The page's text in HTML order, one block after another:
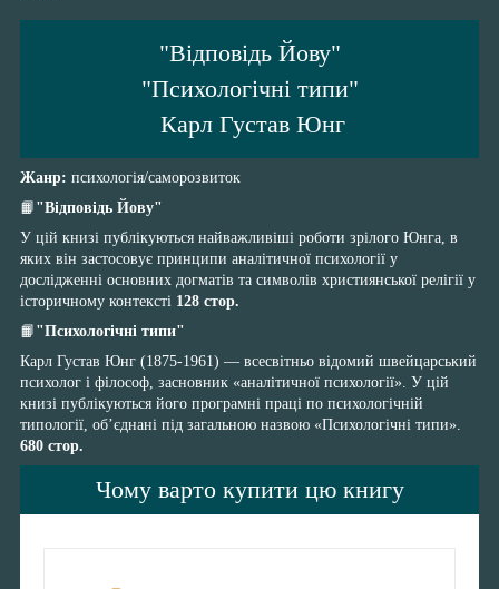
"Відповідь Йову"
"Психологічні типи"
Карл Густав Юнг
Жанр: психологія/саморозвиток
📙 "Відповідь Йову"
У цій книзі публікуються найважливіші роботи зрілого Юнга, в
яких він застосовує принципи аналітичної психології у
дослідженні основних догматів та символів християнської релігії у
історичному контексті 128 стор.
📙 "Психологічні типи"
Карл Густав Юнг (1875-1961) — всесвітньо відомий швейцарський
психолог і філософ, засновник «аналітичної психології». У цій
книзі публікуються його програмні праці по психологічній
типології, об’єднані під загальною назвою «Психологічні типи».
680 стор.
Чому варто купити цю книгу